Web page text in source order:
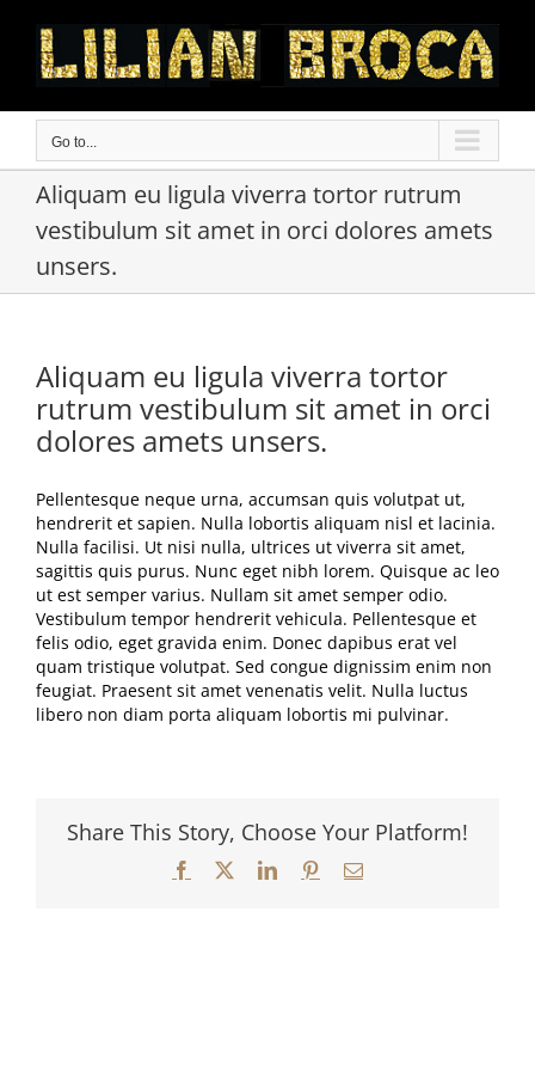
content
Go to...
Aliquam eu ligula viverra tortor rutrum
vestibulum sit amet in orci dolores amets
unsers.
Aliquam eu ligula viverra tortor
rutrum vestibulum sit amet in orci
dolores amets unsers.
Pellentesque neque urna, accumsan quis volutpat ut,
hendrerit et sapien. Nulla lobortis aliquam nisl et lacinia.
Nulla facilisi. Ut nisi nulla, ultrices ut viverra sit amet,
sagittis quis purus. Nunc eget nibh lorem. Quisque ac leo
ut est semper varius. Nullam sit amet semper odio.
Vestibulum tempor hendrerit vehicula. Pellentesque et
felis odio, eget gravida enim. Donec dapibus erat vel
quam tristique volutpat. Sed congue dignissim enim non
feugiat. Praesent sit amet venenatis velit. Nulla luctus
libero non diam porta aliquam lobortis mi pulvinar.
Share This Story, Choose Your Platform!
Facebook LinkedInPinterestEmail